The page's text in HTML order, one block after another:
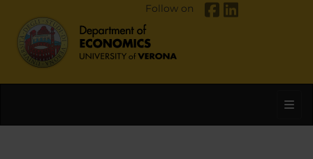
Follow on